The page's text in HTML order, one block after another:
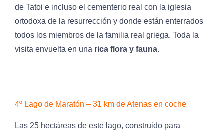
de Tatoi e incluso el cementerio real con la iglesia
ortodoxa de la resurrección y donde están enterrados
todos los miembros de la familia real griega. Toda la
visita envuelta en una rica flora y fauna.
4º Lago de Maratón – 31 km de Atenas en coche
Las 25 hectáreas de este lago, construido para